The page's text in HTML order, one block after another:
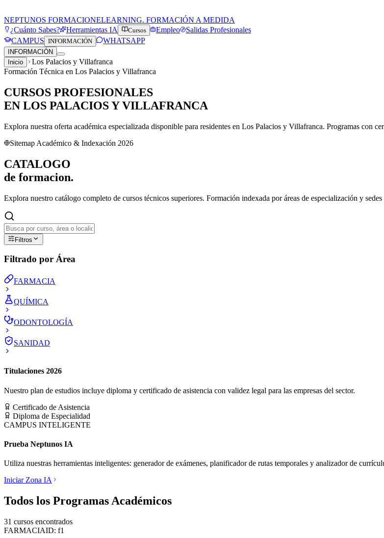
NEPTUNOS FORMACIONELEARNING. FORMACIÓN A MEDIDA
¿Cuánto Sabes?
Herramientas IA Cursos Empleo
Salidas Profesionales
CAMPUS INFORMACIÓN WHATSAPP
INFORMACIÓN
Inicio
Los Palacios y Villafranca
Formación Técnica en Los Palacios y Villafranca
CURSOS PROFESIONALES
EN LOS PALACIOS Y VILLAFRANCA
Explora nuestra oferta académica especializada disponible para residentes en Los Palacios y Villafranca. Programas con
Sitemap Académico & Indexación 2026
CATALOGO
de formacion.
Explora nuestro catálogo completo de cursos técnicos superiores. Formación indexada por áreas de especialización y
Filtros
Filtrado por Área
FARMACIA
QUÍMICA
ODONTOLOGÍA
SANIDAD
Titulaciones 2026
Nuestro plan de estudios incluye diploma y certificado de asistencia con validez legal para las empresas del sector.
Certificado de Asistencia
Diploma de Especialidad
CAMPUS INTELIGENTE
Prueba Neptunos IA
Utiliza nuestras herramientas inteligentes: generador de exámenes, planificador de rutas temporales y analizador de
Iniciar Zona IA
Todos los Programas Académicos
31 cursos encontrados
FARMACIAID: f1